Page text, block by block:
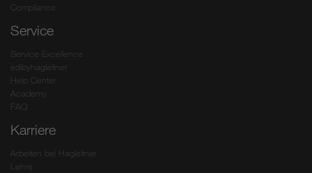
Compliance
Service
Service Excellence
edibyhagleitner
Help Center
Academy
FAQ
Karriere
Arbeiten bei Hagleitner
Lehre